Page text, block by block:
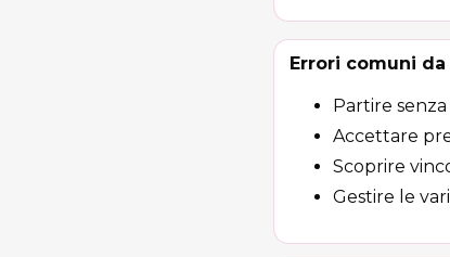
Errori comuni
Partire
Accettare
Scoprire
Gestire le